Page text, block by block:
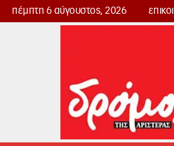
πέμπτη 6 αύγουστος, 2026
Δρόμος